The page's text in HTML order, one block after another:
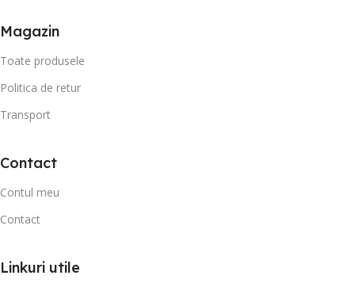
Magazin
Toate produsele
Politica de retur
Transport
Contact
Contul meu
Contact
Linkuri utile